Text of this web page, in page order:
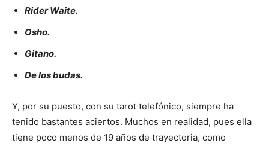
Rider Waite.
Osho.
Gitano.
De los budas.
Y, por su puesto, con su tarot telefónico, siempre ha
tenido bastantes aciertos. Muchos en realidad, pues ella
tiene poco menos de 19 años de trayectoria, como